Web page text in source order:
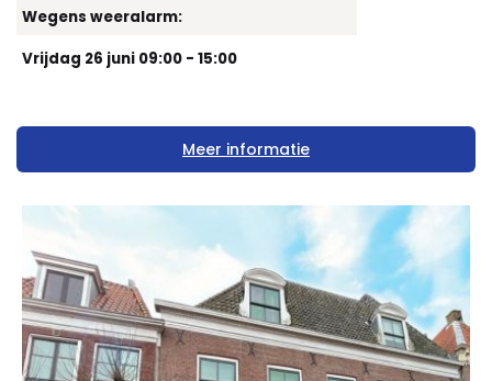
Wegens weeralarm:
Vrijdag 26 juni 09:00 - 15:00
Meer informatie